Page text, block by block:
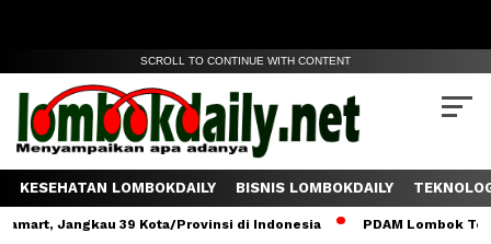
SCROLL TO CONTINUE WITH CONTENT
KESEHATAN LOMBOKDAILY BISNIS LOMBOKDAILY
39 Kota/Provinsi di Indonesia PDAM Lombok Tengah